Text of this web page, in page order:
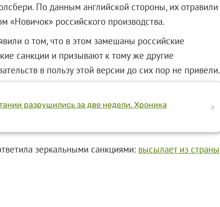
По данным английской стороны, их отравили
«Новичок» российского производства.
о том, что в этом замешаны российские
санкции и призывают к тому же другие
в пользу этой версии до сих пор не привели.
разрушились за две недели. Хроника
>
зеркальными санкциями: высылает из страны